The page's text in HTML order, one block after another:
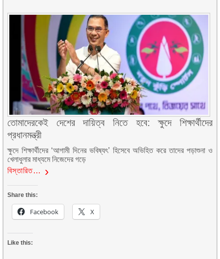
তোমাদেরকেই দেশের দায়িত্ব নিতে হবে: ক্ষুদে শিক্ষার্থীদের
প্রধানমন্ত্রী
ক্ষুদে শিক্ষার্থীদের ‘আগামী দিনের ভবিষ্যৎ’ হিসেবে অভিহিত করে তাদের পড়াশুনা ও
খেলাধুলার মাধ্যমে নিজেদের গড়ে
বিস্তারিত…
Share this:
Facebook X
Like this: